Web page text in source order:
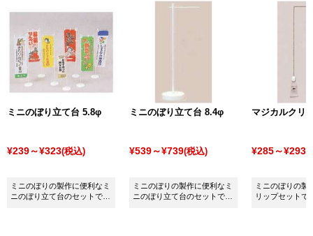
ミニのぼり立て台 5.8φ
¥239～¥323(税込)
ミニのぼりの製作に便利なミ
ニのぼり立て台のセットで
ミニのぼり立て台 8.4φ
¥539～¥739(税込)
ミニのぼりの製作に便利なミ
ニのぼり立て台のセットで
マジカルクリ
¥285～¥293
ミニのぼりの製
リップセットで